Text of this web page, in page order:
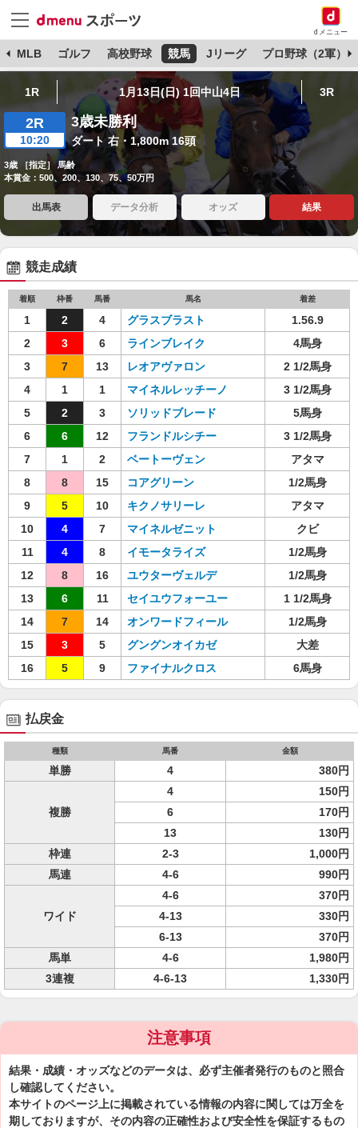
dメニュー
MLB ゴルフ 高校野球 競馬 Jリーグ プロ野球（2軍）
1R 1月13日(日) 1回中山4日 3R
2R
10:20
3歳未勝利
ダート 右・1,800m 16頭
3歳 ［指定］ 馬齢
本賞金：500、200、130、75、50万円
出馬表 データ分析 オッズ 結果
競走成績
着順 枠番 馬番 馬名 着差
1 2 4 グラスブラスト
1.56.9
2
3 6 ラインブレイク
4馬身
3
7 13 レオアヴァロン
2 1/2馬身
4
1 1 マイネルレッチーノ
3 1/2馬身
5
2 3 ソリッドブレード
5馬身
6
6 12 フランドルシチー
3 1/2馬身
7
1 2 ベートーヴェン
アタマ
8
8 15 コアグリーン
1/2馬身
9
5 10 キクノサリーレ
アタマ
10
4 7 マイネルゼニット
クビ
11
4 8 イモータライズ
1/2馬身
12
8 16 ユウターヴェルデ
1/2馬身
13
6 11 セイユウフォーユー
1 1/2馬身
14
7 14 オンワードフィール
1/2馬身
15
3 5 グングンオイカゼ
大差
16
5 9 ファイナルクロス 6馬身
払戻金
種類 馬番 金額
単勝 4 380円
複勝
4
150円
6
170円
13
130円
枠連
2-3
1,000円
馬連
4-6 990円
ワイド
4-6
370円
4-13
330円
6-13
370円
馬単
4-6
1,980円
3連複
4-6-13 1,330円
注意事項
結果・成績・オッズなどのデータは、必ず主催者発行のものと照合
し確認してください。
本サイトのページ上に掲載されている情報の内容に関しては万全を
期しておりますが、その内容の正確性および安全性を保証するもの